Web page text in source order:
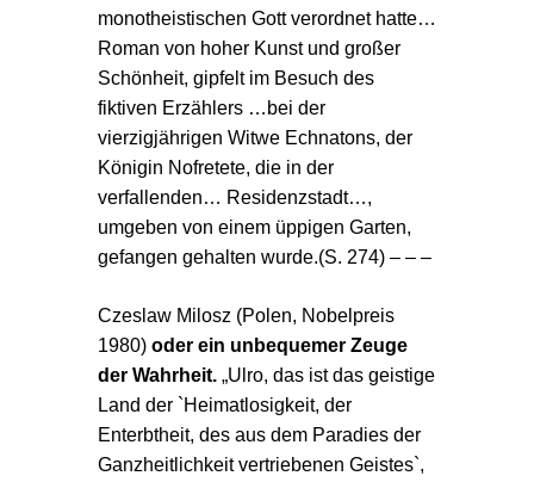
monotheistischen Gott verordnet hatte…
Roman von hoher Kunst und großer
Schönheit, gipfelt im Besuch des
fiktiven Erzählers …bei der
vierzigjährigen Witwe Echnatons, der
Königin Nofretete, die in der
verfallenden… Residenzstadt…,
umgeben von einem üppigen Garten,
gefangen gehalten wurde.(S. 274) – – –
Czeslaw Milosz (Polen, Nobelpreis
1980) oder ein unbequemer Zeuge
der Wahrheit. „Ulro, das ist das geistige
Land der `Heimatlosigkeit, der
Enterbtheit, des aus dem Paradies der
Ganzheitlichkeit vertriebenen Geistes`,